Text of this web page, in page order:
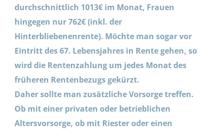
durchschnittlich 1013€ im Monat, Frauen
hingegen nur 762€ (inkl. der
Hinterbliebenenrente). Möchte man sogar vor
Eintritt des 67. Lebensjahres in Rente gehen, so
wird die Rentenzahlung um jedes Monat des
früheren Rentenbezugs gekürzt.
Daher sollte man zusätzliche Vorsorge treffen.
Ob mit einer privaten oder betrieblichen
Altersvorsorge, ob mit Riester oder einen